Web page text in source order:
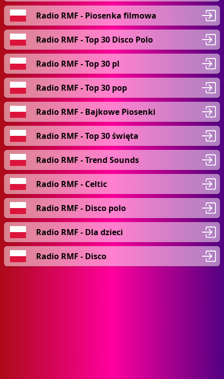
Radio RMF - Piosenka filmowa
Radio RMF - Top 30 Disco Polo
Radio RMF - Top 30 pl
Radio RMF - Top 30 pop
Radio RMF - Bajkowe Piosenki
Radio RMF - Top 30 święta
Radio RMF - Trend Sounds
Radio RMF - Celtic
Radio RMF - Disco polo
Radio RMF - Dla dzieci
Radio RMF - Disco